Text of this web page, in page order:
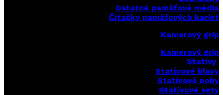
Ostatné pamäťové média
Čítačky pamäťových kariet
Kamerový grip
Kamerový grip
Statívy
Statívové hlavy
Statívové nohy
Statívové sety